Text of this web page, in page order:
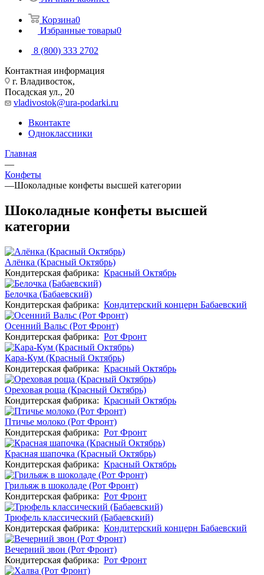
Корзина0
Избранные товары0
8 (800) 333 2702
Контактная информация
г. Владивосток,
Посадская ул., 20
vladivostok@ura-podarki.ru
Вконтакте
Одноклассники
Главная
—
Конфеты
—Шоколадные конфеты высшей категории
Шоколадные конфеты высшей
категории
Алёнка (Красный Октябрь)
Кондитерская фабрика: Красный Октябрь
Белочка (Бабаевский)
Кондитерская фабрика: Кондитерский концерн Бабаевский
Осенний Вальс (Рот Фронт)
Кондитерская фабрика: Рот Фронт
Кара-Кум (Красный Октябрь)
Кондитерская фабрика: Красный Октябрь
Ореховая роща (Красный Октябрь)
Кондитерская фабрика: Красный Октябрь
Птичье молоко (Рот Фронт)
Кондитерская фабрика: Рот Фронт
Красная шапочка (Красный Октябрь)
Кондитерская фабрика: Красный Октябрь
Грильяж в шоколаде (Рот Фронт)
Кондитерская фабрика: Рот Фронт
Трюфель классический (Бабаевский)
Кондитерская фабрика: Кондитерский концерн Бабаевский
Вечерний звон (Рот Фронт)
Кондитерская фабрика: Рот Фронт